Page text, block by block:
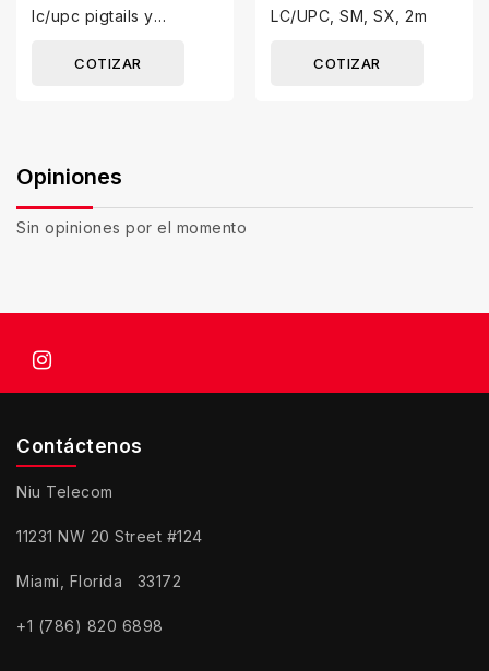
lc/upc pigtails y
COTIZAR
LC/UPC, SM, SX, 2m
COTIZAR
Opiniones
Sin opiniones por el momento
Contáctenos
Niu Telecom
11231 NW 20 Street #124
Miami, Florida 33172
+1 (786) 820 6898